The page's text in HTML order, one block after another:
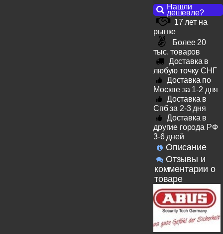
Нашли
дешевле?
17 лет на
рынке
Более 20
тыс. товаров
Доставка в
любую точку СНГ
Доставка по
Москве за 1-2 дня
Доставка в
Спб за 2-3 дня
Доставка в
другие города РФ
3-6 дней
Описание
Отзывы и
комментарии о
товаре